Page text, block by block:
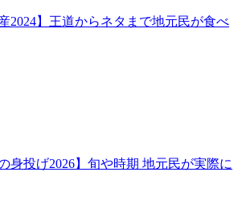
2024】王道からネタまで地元民が食べ
身投げ2026】旬や時期 地元民が実際に